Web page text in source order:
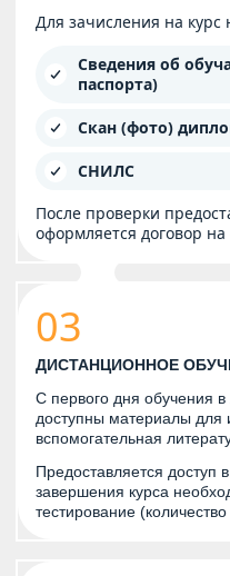
Для зачисления на курс
Сведения об
паспорта)
Скан (фото)
СНИЛС
После проверки
оформляется договор
03
ДИСТАНЦИОННОЕ
С первого дня обучения
доступны материалы для
вспомогательная
Предоставляется доступ
завершения курса
тестирование